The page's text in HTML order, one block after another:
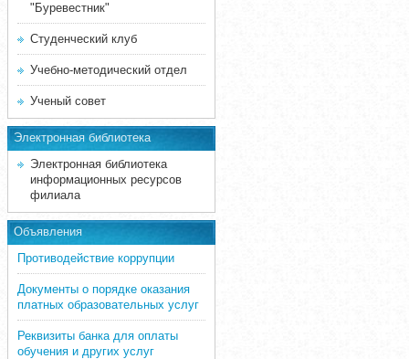
"Буревестник"
Студенческий клуб
Учебно-методический отдел
Ученый совет
Электронная библиотека
Электронная библиотека
информационных ресурсов
филиала
Объявления
Противодействие коррупции
Документы о порядке оказания
платных образовательных услуг
Реквизиты банка для оплаты
обучения и других услуг